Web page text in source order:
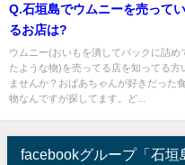
Q.石垣島でウムニーを売ってい
るお店は?
ウムニー(おいもを潰してパックに詰め
たような物)を売ってる店を知ってる方
ませんか？おばあちゃんが好きだった
物なんですが探してます。ど...
facebookグループ「石垣